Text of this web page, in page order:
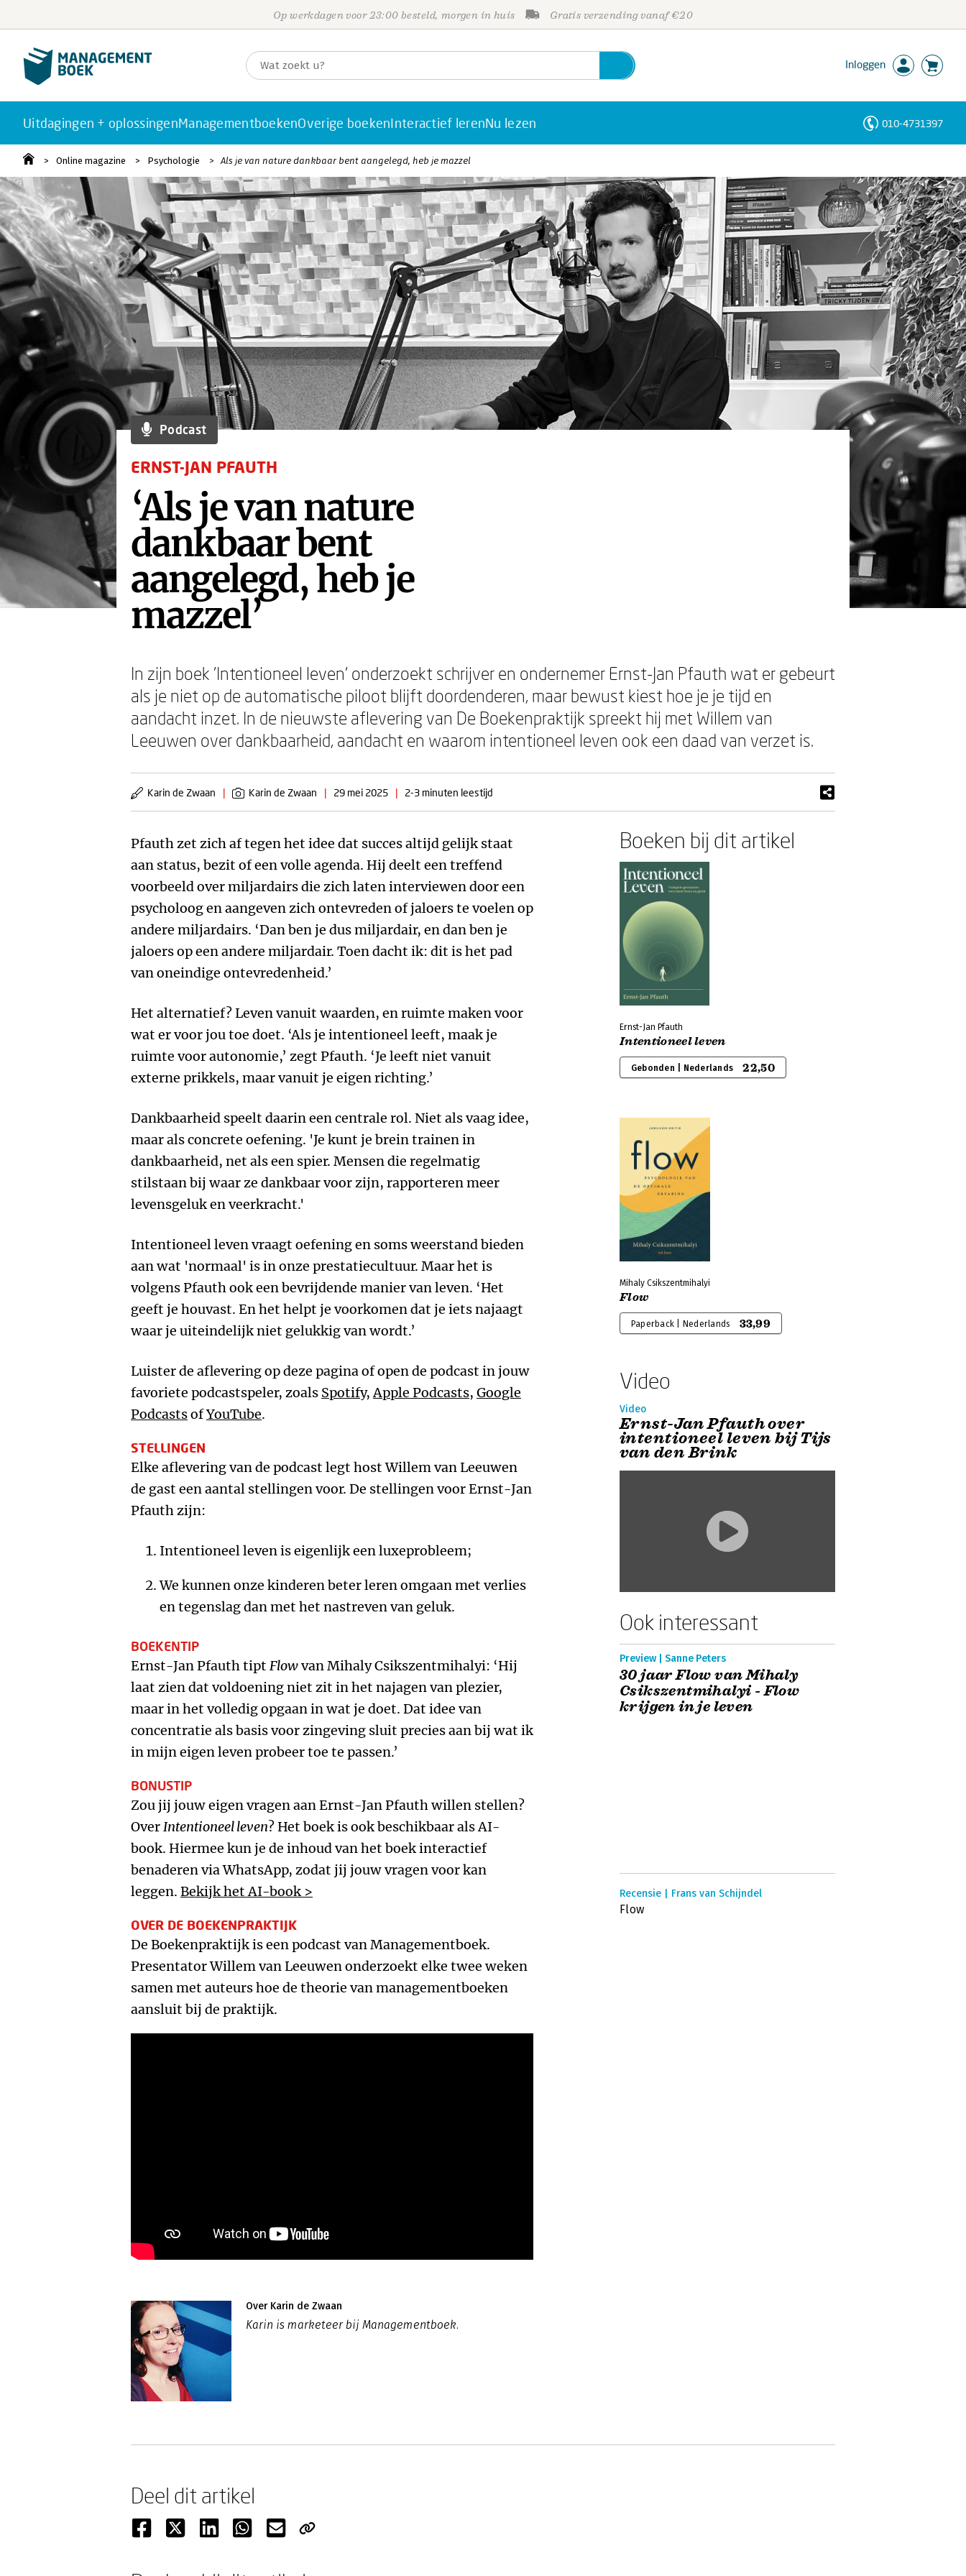
Op werkdagen voor 23:00 besteld, morgen in huis Gratis verzending vanaf €20
Inloggen
Uitdagingen + oplossingenManagementboekenOverige boekenInteractief lerenNu lezen 010-4731397
Online magazine Psychologie Als je van nature dankbaar bent aangelegd, heb je mazzel
Podcast
ERNST-JAN PFAUTH
‘Als je van nature
dankbaar bent
aangelegd, heb je
mazzel’
In zijn boek 'Intentioneel leven' onderzoekt schrijver en ondernemer Ernst-Jan Pfauth wat er gebeurt
als je niet op de automatische piloot blijft doordenderen, maar bewust kiest hoe je je tijd en
aandacht inzet. In de nieuwste aflevering van De Boekenpraktijk spreekt hij met Willem van
Leeuwen over dankbaarheid, aandacht en waarom intentioneel leven ook een daad van verzet is.
Karin de Zwaan | Karin de Zwaan | 29 mei 2025 | 2-3 minuten leestijd
Pfauth zet zich af tegen het idee dat succes altijd gelijk staat
aan status, bezit of een volle agenda. Hij deelt een treffend
voorbeeld over miljardairs die zich laten interviewen door een
psycholoog en aangeven zich ontevreden of jaloers te voelen op
andere miljardairs. ‘Dan ben je dus miljardair, en dan ben je
jaloers op een andere miljardair. Toen dacht ik: dit is het pad
van oneindige ontevredenheid.’
Het alternatief? Leven vanuit waarden, en ruimte maken voor
wat er voor jou toe doet. ‘Als je intentioneel leeft, maak je
ruimte voor autonomie,’ zegt Pfauth. ‘Je leeft niet vanuit
externe prikkels, maar vanuit je eigen richting.’
Dankbaarheid speelt daarin een centrale rol. Niet als vaag idee,
maar als concrete oefening. 'Je kunt je brein trainen in
dankbaarheid, net als een spier. Mensen die regelmatig
stilstaan bij waar ze dankbaar voor zijn, rapporteren meer
levensgeluk en veerkracht.'
Intentioneel leven vraagt oefening en soms weerstand bieden
aan wat 'normaal' is in onze prestatiecultuur. Maar het is
volgens Pfauth ook een bevrijdende manier van leven. ‘Het
geeft je houvast. En het helpt je voorkomen dat je iets najaagt
waar je uiteindelijk niet gelukkig van wordt.’
Luister de aflevering op deze pagina of open de podcast in jouw
favoriete podcastspeler, zoals Spotify,Apple Podcasts, Google
PodcastsofYouTube.
STELLINGEN
Elke aflevering van de podcast legt host Willem van Leeuwen
de gast een aantal stellingen voor. De stellingen voor Ernst-Jan
Pfauth zijn:
Intentioneel leven is eigenlijk een luxeprobleem;
We kunnen onze kinderen beter leren omgaan met verlies
en tegenslag dan met het nastreven van geluk.
BOEKENTIP
Ernst-Jan Pfauth tipt Flowvan Mihaly Csikszentmihalyi: ‘Hij
laat zien dat voldoening niet zit in het najagen van plezier,
maar in het volledig opgaan in wat je doet. Dat idee van
concentratie als basis voor zingeving sluit precies aan bij wat ik
in mijn eigen leven probeer toe te passen.’
BONUSTIP
Zou jij jouw eigen vragen aan Ernst-Jan Pfauth willen stellen?
OverIntentioneel leven? Het boek is ook beschikbaar als AI-
book. Hiermee kun je de inhoud van het boek interactief
benaderen via WhatsApp, zodat jij jouw vragen voor kan
leggen. Bekijk het AI-book >
OVER DE BOEKENPRAKTIJK
De Boekenpraktijk is een podcast van Managementboek.
Presentator Willem van Leeuwen onderzoekt elke twee weken
samen met auteurs hoe de theorie van managementboeken
aansluit bij de praktijk.
Over Karin de Zwaan
Karin is marketeer bij Managementboek.
Boeken bij dit artikel
Ernst-Jan Pfauth
Intentioneel leven
Gebonden | Nederlands 22,50
Mihaly Csikszentmihalyi
Flow
Paperback | Nederlands 33,99
Video
Video
Ernst-Jan Pfauth over
intentioneel leven bij Tijs
van den Brink
Ook interessant
Preview | Sanne Peters
30 jaar Flow van Mihaly
Csikszentmihalyi - Flow
krijgen in je leven
Recensie | Frans van Schijndel
Flow
Deel dit artikel
Personen
Trefwoorden